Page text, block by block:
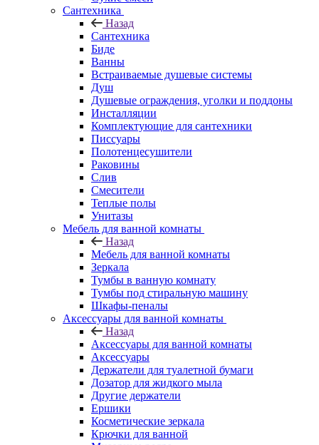
Сантехника
Назад
Сантехника
Биде
Ванны
Встраиваемые душевые системы
Душ
Душевые ограждения, уголки и поддоны
Инсталляции
Комплектующие для сантехники
Писсуары
Полотенцесушители
Раковины
Слив
Смесители
Теплые полы
Унитазы
Мебель для ванной комнаты
Назад
Мебель для ванной комнаты
Зеркала
Тумбы в ванную комнату
Тумбы под стиральную машину
Шкафы-пеналы
Аксессуары для ванной комнаты
Назад
Аксессуары для ванной комнаты
Аксессуары
Держатели для туалетной бумаги
Дозатор для жидкого мыла
Другие держатели
Ершики
Косметические зеркала
Крючки для ванной